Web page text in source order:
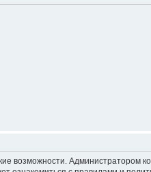
возможности. Администратором